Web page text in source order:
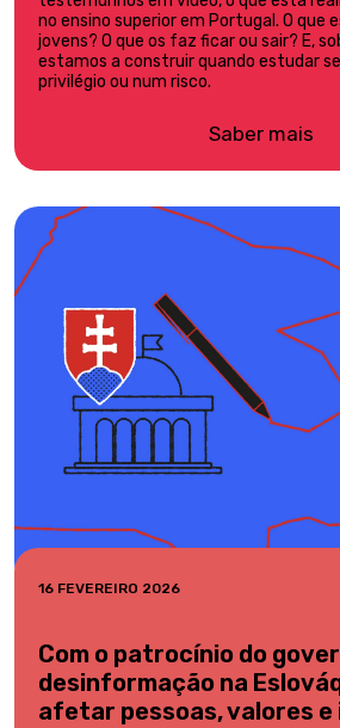
no ensino superior em Portugal. O que
jovens? O que os faz ficar ou sair? E,
estamos a construir quando estudar
privilégio ou num risco.
Saber mais
16 FEVEREIRO 2026
Com o patrocínio do
desinformação na
afetar pessoas, valores